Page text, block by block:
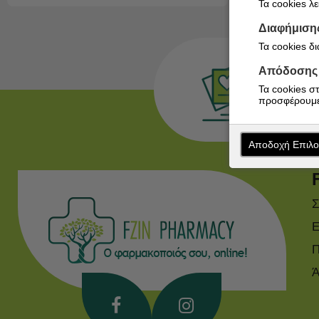
Τα cookies
Τα cookies
Απόδοσης
Τα cookies
Αποδοχή